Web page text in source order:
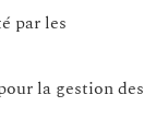
par les
la gestion des